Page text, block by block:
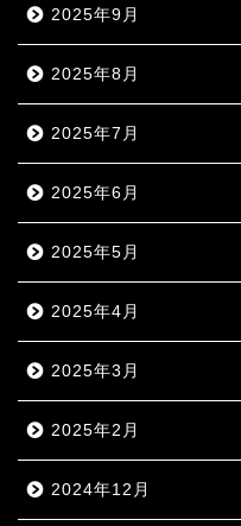
2025年9月
2025年8月
2025年7月
2025年6月
2025年5月
2025年4月
2025年3月
2025年2月
2024年12月